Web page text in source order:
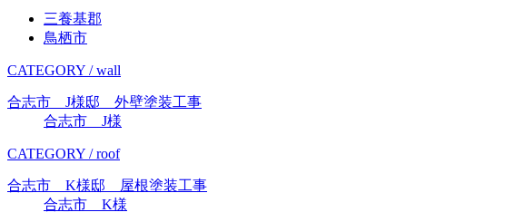
三養基郡
鳥栖市
CATEGORY / wall
合志市 J様邸 外壁塗装工事
合志市 J様
CATEGORY / roof
合志市 K様邸 屋根塗装工事
合志市 K様